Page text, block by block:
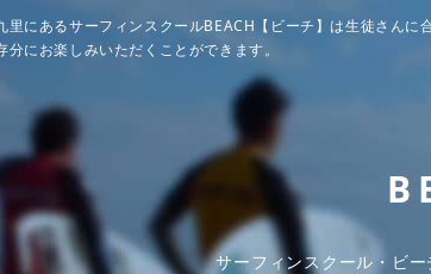
里にあるサーフィンスクールBEACH【ビーチ】は生徒さん
分にお楽しみいただくことができます。
サーフィンスクール・ビ